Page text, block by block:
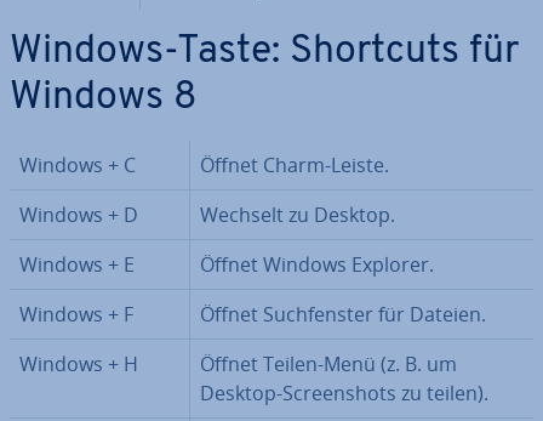
Windows-Taste: Shortcuts für
Windows 8
Windows + C
Öffnet Charm-Leiste.
Windows + D
Wechselt zu Desktop.
Windows + E
Öffnet Windows Explorer.
Windows + F
Öffnet Such­fens­ter für Dateien.
Windows + H
Öffnet Teilen-Menü (z. B. um
Desktop-Screen­shots zu teilen).